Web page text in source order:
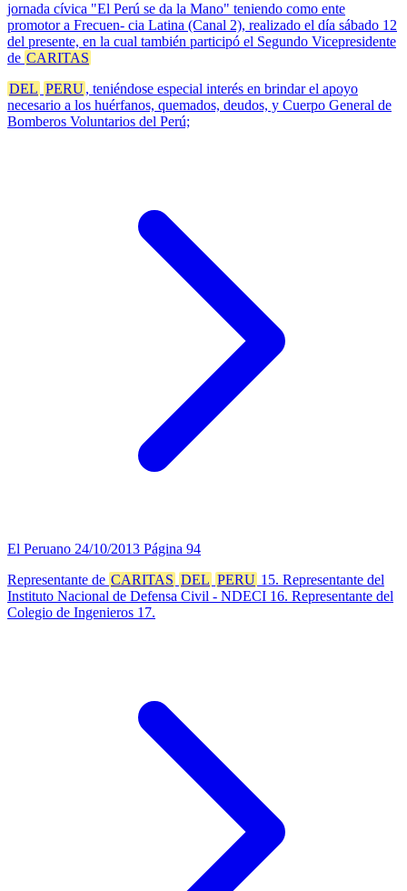
jornada cívica "El Perú se da la Mano" teniendo como ente
promotor a Frecuen- cia Latina (Canal 2), realizado el día sábado 12
del presente, en la cual también participó el Segundo Vicepresidente
de CARITAS
DEL PERU, teniéndose especial interés en brindar el apoyo
necesario a los huérfanos, quemados, deudos, y Cuerpo General de
Bomberos Voluntarios del Perú;
El Peruano 24/10/2013 Página 94
Representante de CARITAS DEL PERU 15. Representante del
Instituto Nacional de Defensa Civil - NDECI 16. Representante del
Colegio de Ingenieros 17.